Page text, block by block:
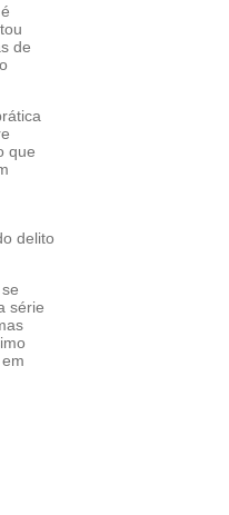
de
que
delito
série